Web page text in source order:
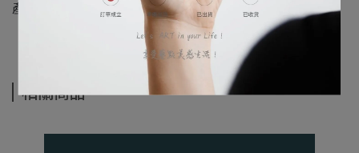
產地：臺灣
相關商品